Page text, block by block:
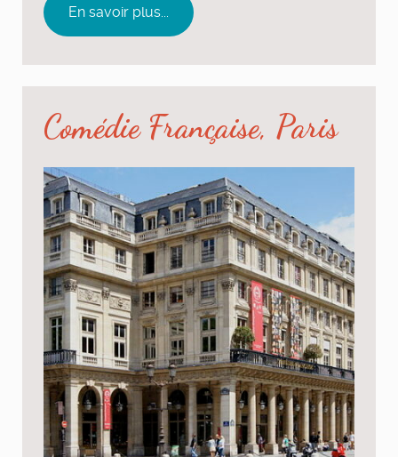
En savoir plus...
Comédie Française, Paris